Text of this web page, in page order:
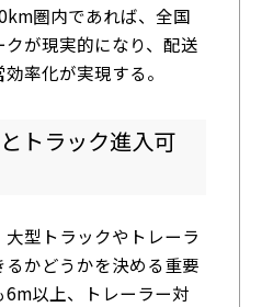
圏内であれば、全国
が現実的になり、配送
率化が実現する。
トラック進入可
型トラックやトレーラ
かどうかを決める重要
以上、トレーラー対